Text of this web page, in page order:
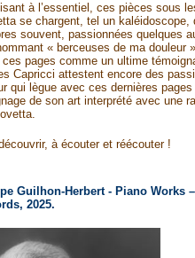
à l’essentiel, ces pièces sous
se chargent, tel un kaléidoscope,
souvent, passionnées quelques
« berceuses de ma douleur
pages comme un ultime
Capricci attestent encore des
qui lègue avec ces dernières pages
de son art interprété avec une
à écouter et réécouter !
Guilhon-Herbert - Piano Works –
2025.